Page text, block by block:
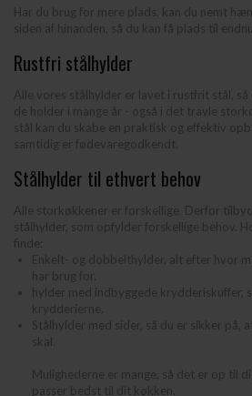
Har du brug for mere plads, kan du nemt
siden af hinanden, så du kan få plads til endnu
Rustfri stålhylder
Alle vores stålhylder er lavet i rustfrit stål,
de holder i mange år - også i det travle
stål kan du skabe en praktisk og effektiv
samtidig er fødevaregodkendt.
Stålhylder til ethvert behov
Alle storkøkkener er forskellige. Derfor
stålhylder, som opfylder forskellige behov.
finde:
Enkelt- og dobbelthylder, alt efter hvor
har brug for.
hylder med indbyggede krydderiskuffer,
krydderierne.
Stålhylder med sider, så du er sikker på,
skal.
Mulighederne er mange, så det er op til
passer bedst til dit køkken.